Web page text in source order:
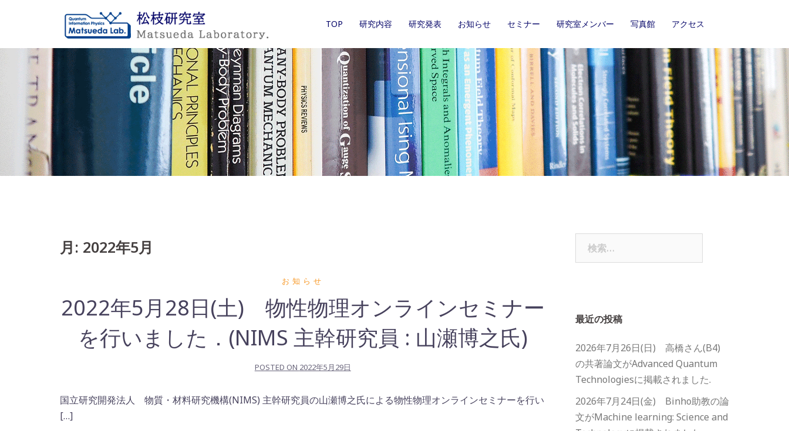
TOP 研究内容 研究発表 お知らせ セミナー 研究室メンバー 写真館 アクセス
月: 2022年5月
お知らせ
2022年5月28日(土) 物性物理オンラインセミナー
を行いました．(NIMS 主幹研究員 : 山瀬博之氏)
POSTED ON 2022年5月29日
国立研究開発法人 物質・材料研究機構(NIMS) 主幹研究員の山瀬博之氏による物性物理オンラインセミナーを行い
[…]
最近の投稿
2026年7月26日(日) 高橋さん(B4)
の共著論文がAdvanced Quantum
Technologiesに掲載されました.
2026年7月24日(金) Binho助教の論
文がMachine learning: Science and